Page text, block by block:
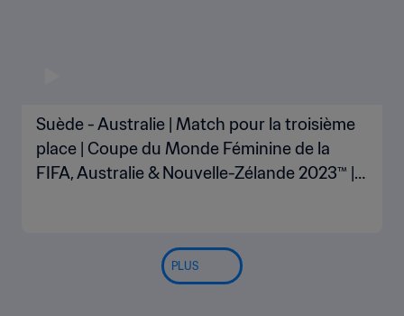
Suède - Australie | Match pour la troisième
place | Coupe du Monde Féminine de la
FIFA, Australie & Nouvelle-Zélande 2023™ |
PLUS